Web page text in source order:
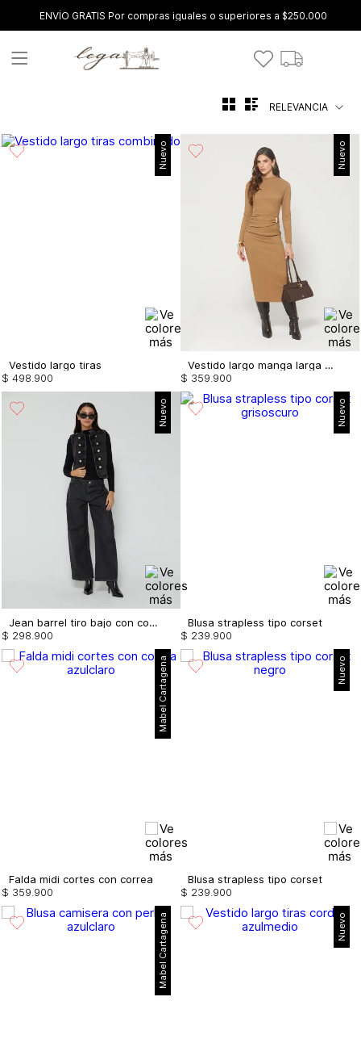
ENVÍO GRATIS Por compras iguales o superiores a $250.000
RELEVANCIA
Nuevo
Vestido largo tiras
$ 498 900
Nuevo
Vestido largo manga larga con drapeado
$ 359 900
Nuevo
Jean barrel tiro bajo con cortes
$ 298 900
Nuevo
Blusa strapless tipo corset
$ 239 900
Mabel Cartagena
Falda midi cortes con correa
$ 359.900
Nuevo
Blusa strapless tipo corset
$ 239.900
Mabel Cartagena Nuevo